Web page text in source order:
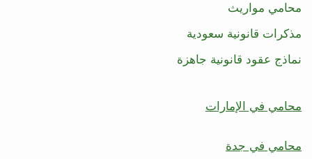
محامي مواريث
مذكرات قانونية سعودية
نماذج عقود قانونية جاهزة
محامي في الإمارات
محامي في جدة